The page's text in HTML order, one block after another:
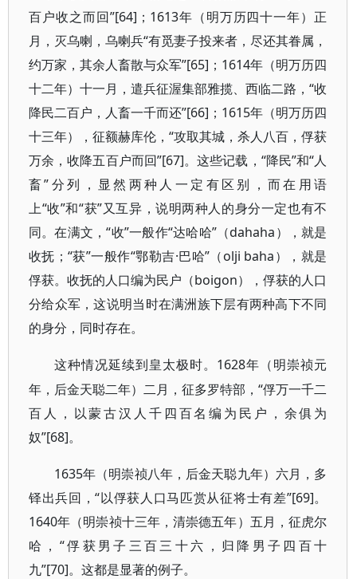
百户收之而回”[64]；1613年（明万历四十一年）正
月，灭乌喇，乌喇兵“有觅妻子投来者，尽还其眷属，
约万家，其余人畜散与众军”[65]；1614年（明万历四
十二年）十一月，遣兵征渥集部雅揽、西临二路，“收
降民二百户，人畜一千而还”[66]；1615年（明万历四
十三年），征额赫库伦，“攻取其城，杀人八百，俘获
万余，收降五百户而回”[67]。这些记载，“降民”和“人
畜”分列，显然两种人一定有区别，而在用语
上“收”和“获”又互异，说明两种人的身分一定也有不
同。在满文，“收”一般作“达哈哈”（dahaha），就是
收抚；“获”一般作“鄂勒吉·巴哈”（olji baha），就是
俘获。收抚的人口编为民户（boigon），俘获的人口
分给众军，这说明当时在满洲族下层有两种高下不同
的身分，同时存在。
这种情况延续到皇太极时。 1628年（明崇祯元
年，后金天聪二年）二月，征多罗特部，“俘万一千二
百人，以蒙古汉人千四百名编为民户，余俱为
奴”[68]。
1635年（明崇祯八年，后金天聪九年）六月，多
铎出兵回，“以俘获人口马匹赏从征将士有差”[69]。
1640年（明崇祯十三年，清崇德五年）五月，征虎尔
哈，“俘获男子三百三十六，归降男子四百十
九”[70]。这都是显著的例子。